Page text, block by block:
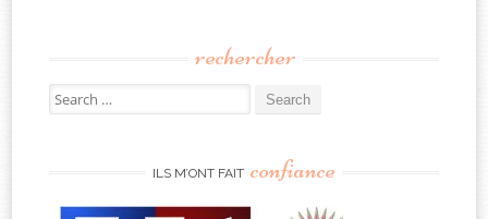
rechercher
Search
for:
ILS M’ONT FAIT confiance